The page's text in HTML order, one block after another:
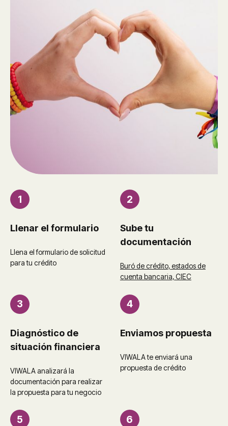
1
Llenar el formulario
Llena el formulariode solicitud
para tu crédito
2
Sube tu
documentación
Buró de crédito, estados de
cuenta bancaria, CIEC
3
Diagnóstico de
situación financiera
VIWALA analizará la
documentación para realizar
la propuesta para tu negocio
4
Enviamos propuesta
VIWALA te enviará una
propuesta de crédito
5 6